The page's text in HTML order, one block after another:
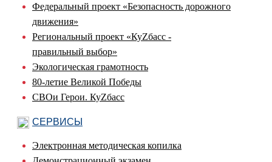
Федеральный проект «Безопасность дорожного
движения»
Региональный проект «КуZбасс -
правильный выбор»
Экологическая грамотность
80-летие Великой Победы
СВОи Герои. КуZбасс
СЕРВИСЫ
Электронная методическая копилка